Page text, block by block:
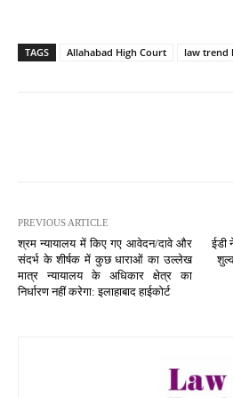
TAGS Allahabad High Court law trend
PREVIOUS ARTICLE
श्रम न्यायालय में किए गए आवेदन/दावे और
संदर्भ के शीर्षक में कुछ धाराओं का उल्लेख
मात्र न्यायालय के अधिकार क्षेत्र का
निर्धारण नहीं करेगा: इलाहाबाद हाईकोर्ट
ईडी